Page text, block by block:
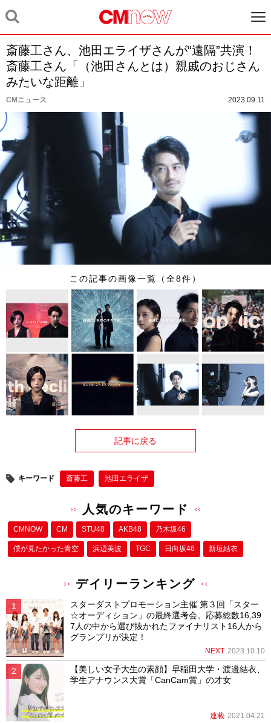
斎藤工さん、池田エライザさんが“遠隔”共演！
斎藤工さん「（池田さんとは）親戚のおじさん
みたいな距離」
CMニュース 2023.09.11
この記事の画像一覧（全8件）
記事に戻る
キーワード 斎藤工 池田エライザ
人気のキーワード
CMNOW CM STU48 AKB48 乃木坂46
僕が⾒たかった⻘空 浜辺美波 TGC 日向坂46 新垣結衣
デイリーランキング
スターダストプロモーション主催 第３回「スター
☆オーディション」の最終選考会。応募総数16,39
7人の中から選び抜かれたファイナリスト16人から
グランプリが決定！
NEXT 2023.10.10
【美しい女子大生の素顔】早稲田大学・渡邉結衣、
学生アナウンス大賞「CanCam賞」の才女
連載 2021.04.21